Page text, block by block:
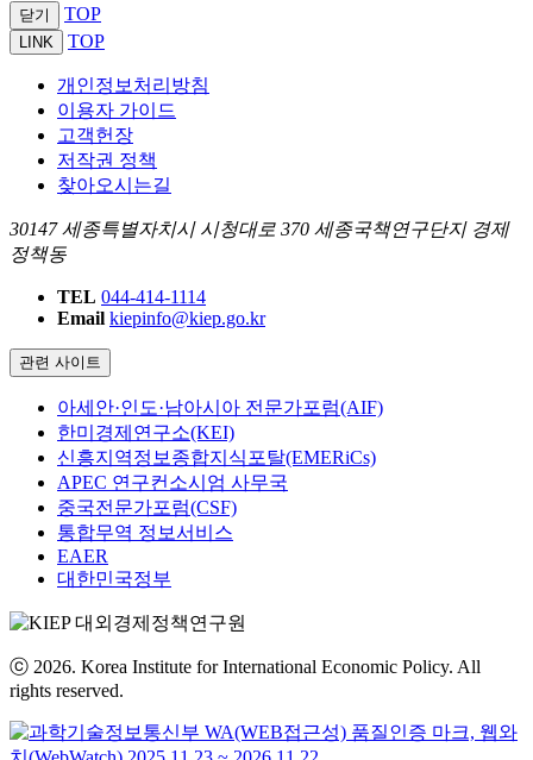
닫기 TOP
LINK TOP
개인정보처리방침
이용자 가이드
고객헌장
저작권 정책
찾아오시는길
30147 세종특별자치시 시청대로 370 세종국책연구단지 경제
정책동
TEL 044-414-1114
Email kiepinfo@kiep.go.kr
관련 사이트
아세안·인도·남아시아 전문가포럼(AIF)
한미경제연구소(KEI)
신흥지역정보종합지식포탈(EMERiCs)
APEC 연구컨소시엄 사무국
중국전문가포럼(CSF)
통합무역 정보서비스
EAER
대한민국정부
ⓒ 2026. Korea Institute for International Economic Policy. All
rights reserved.